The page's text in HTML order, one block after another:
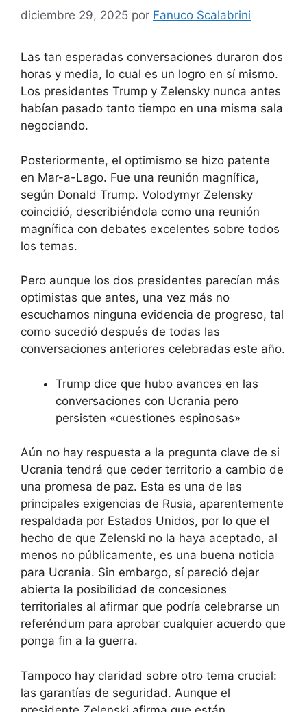
diciembre 29, 2025 por Fanuco Scalabrini
Las tan esperadas conversaciones duraron dos
horas y media, lo cual es un logro en sí mismo.
Los presidentes Trump y Zelensky nunca antes
habían pasado tanto tiempo en una misma sala
negociando.
Posteriormente, el optimismo se hizo patente
en Mar-a-Lago. Fue una reunión magnífica,
según Donald Trump. Volodymyr Zelensky
coincidió, describiéndola como una reunión
magnífica con debates excelentes sobre todos
los temas.
Pero aunque los dos presidentes parecían más
optimistas que antes, una vez más no
escuchamos ninguna evidencia de progreso, tal
como sucedió después de todas las
conversaciones anteriores celebradas este año.
Trump dice que hubo avances en las
conversaciones con Ucrania pero
persisten «cuestiones espinosas»
Aún no hay respuesta a la pregunta clave de si
Ucrania tendrá que ceder territorio a cambio de
una promesa de paz. Esta es una de las
principales exigencias de Rusia, aparentemente
respaldada por Estados Unidos, por lo que el
hecho de que Zelenski no la haya aceptado, al
menos no públicamente, es una buena noticia
para Ucrania. Sin embargo, sí pareció dejar
abierta la posibilidad de concesiones
territoriales al afirmar que podría celebrarse un
referéndum para aprobar cualquier acuerdo que
ponga fin a la guerra.
Tampoco hay claridad sobre otro tema crucial:
las garantías de seguridad. Aunque el